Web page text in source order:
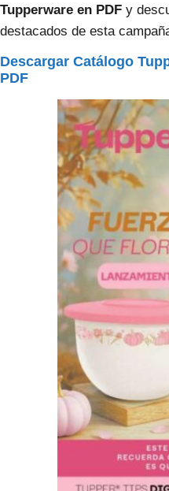
Tupperware en PDF y
destacados de esta
Descargar Catálogo
PDF